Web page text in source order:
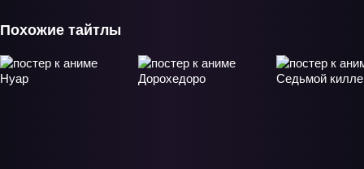
Похожие тайтлы